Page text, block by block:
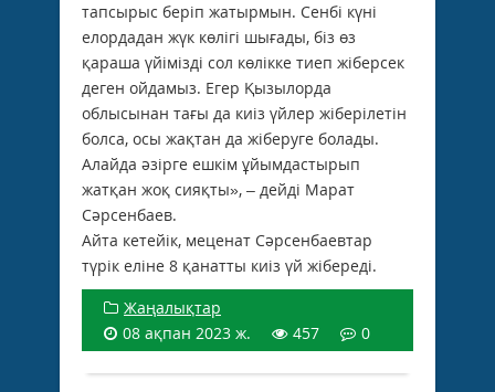
тапсырыс беріп жатырмын. Сенбі күні
елордадан жүк көлігі шығады, біз өз
қараша үйімізді сол көлікке тиеп жіберсек
деген ойдамыз. Егер Қызылорда
облысынан тағы да киіз үйлер жіберілетін
болса, осы жақтан да жіберуге болады.
Алайда әзірге ешкім ұйымдастырып
жатқан жоқ сияқты», – дейді Марат
Сәрсенбаев.
Айта кетейік, меценат Сәрсенбаевтар
түрік еліне 8 қанатты киіз үй жібереді.
Жаңалықтар
08 ақпан 2023 ж.
457 0